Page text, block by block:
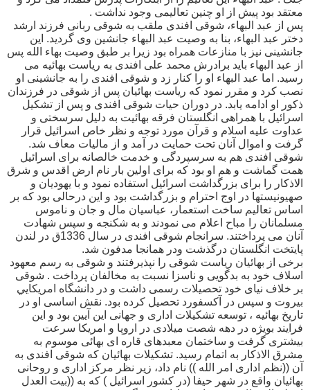
معتقد بود پيش از او چنين تعاليمى وجود نداشت .
پس از عبد البهاء، شوقى افندى ملقب به شوقى ربانى فرزند ارشد
دختر عبد البهاء، بنا به وصيت عبد البهاء جانشين وى گرديد. اين
جانشينى نيز با منازعات همراه بود زيرا بر طبق وصيت بهاء الله پس
از عبد البهاء بايد برادرش محمد على افندى به رياست بهائيه مى
رسيد. اما عبد البهاء او را كنار زد و شوقى افندى را به جانشينى او
نصب كرد و مقرر نمود كه رياست بهائيان پس از شوقى در فرزندان
ذكور او ادامه يابد. در دوران حیات شوقی افندی و پس از تشکیل
اسرائیل با همراهی انگلستان فرقه بهائیت به دلیل سرسختی و
عداوت علیه اسلام و قرآن مورد توجه و نظر خاص اسرائیل قرار
گرفت و اموال آنان تحت حمایت در آمد و از مالیات معاف شد.
شوقی افندی هم به سرسپردگی و خدمت خالصانه برای اسرائیل
همت گماشت و هم او بود که برای اولین بار نام ارض اقدس و شرق
الاذکار را برای بزرگداشت اسرائیل استفاده نمود و با یهودیان و
صهیونیستها در اوج احترام و بزرگداشت بود و این درحالی بود که بر
اساس تعالیم ساخت استعمار، عباسیان مال و جان و ناموس
مسلمانان را مباح اعلام می نمودند و به شکنجه و سپس شهادت
آنان می پرداختند. سرانجام شوقی افندی در سال 1336ق در لندن
پایتخت انگلستان درگذشت ودر همانجا مدفون شد.
برخى از بهائيان رياست شوقى را نپذيرفتند و شوقى به رسم معهود
اسلاف خود به بدگويى و ناسزا نسبت به مخالفان پرداخت . شوقى
بر خلاف نياى خود تحصيلات رسمى داشت و در دانشگاه امريكايي
بيروت و سپس در آكسفورد تحصيل كرده بود. نقش اساسى او در
تاريخ بهائيه ، توسعه تشكيلات ادارى و جهانى اين آيين بود و اين
فرايند بويژه در دهه شصت ميلادى در اروپا و امريكا سرعت
بيشترى گرفت و ساختمان معبدهاى قاره اى بهائى موسوم به
مشرق الاذكار به اتمام رسيد. تشكيلات بهائيان كه شوقى افندى به
آن ((نظم ادارى امر الله )) نام داد، زير نظر مركز ادارى و روحانى
بهائيان واقع در شهر حيفا (در كشور اسرائيل ) كه به ((بيت العدل